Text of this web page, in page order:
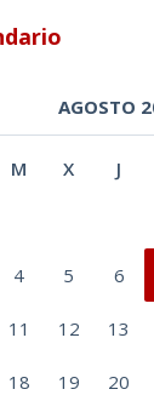
AGOSTO
M X J
4 5 6
11 12 13
18 19 20